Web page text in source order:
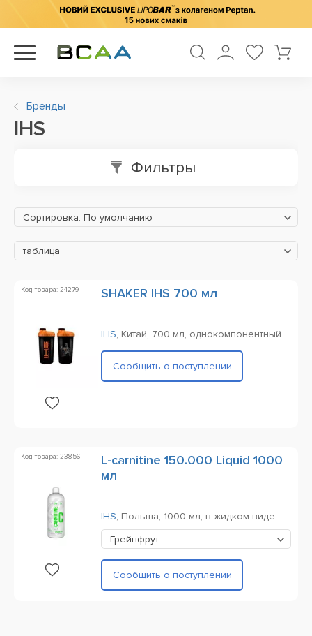
Бренды
IHS
Фильтры
Сортировка: По умолчанию
таблица
Код товара: 24279 SHAKER IHS 700 мл
IHS, Китай, 700 мл, однокомпонентный
Сообщить о поступлении
Код товара: 23856
L-carnitine 150.000 Liquid 1000
мл
IHS, Польша, 1000 мл, в жидком виде
Грейпфрут
Сообщить о поступлении